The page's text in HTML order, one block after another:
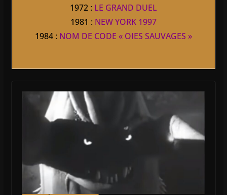
1972 : LE GRAND DUEL
1981 : NEW YORK 1997
1984 : NOM DE CODE « OIES SAUVAGES »